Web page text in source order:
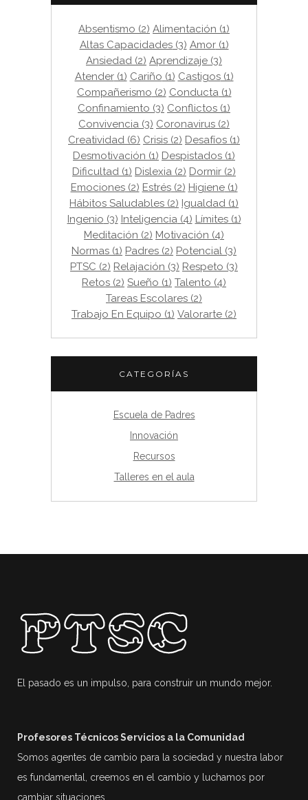
Absentismo (2) Alimentación (1)
Altas Capacidades(3) Amor(1)
Ansiedad (2) Aprendizaje (3)
Atender(1) Cariño (1) Castigos(1)
Compañerismo (2) Conducta(1)
Confinamiento (3) Conflictos (1)
Convivencia (3) Coronavirus (2)
Creatividad (6) Crisis (2) Desafíos (1)
Desmotivación (1) Despistados (1)
Dificultad (1) Dislexia (2) Dormir (2)
Emociones(2) Estrés(2) Higiene(1)
Hábitos Saludables (2) Igualdad (1)
Ingenio (3) Inteligencia(4) Límites(1)
Meditación (2) Motivación (4)
Normas (1) Padres (2) Potencial (3)
PTSC (2) Relajación (3) Respeto (3)
Retos (2) Sueño (1) Talento (4)
Tareas Escolares (2)
Trabajo En Equipo (1) Valorarte (2)
CATEGORÍAS
Escuela de Padres
Innovación
Recursos
Talleres en el aula
El pasado es un impulso, para construir un mundo mejor.
Profesores Técnicos Servicios a la Comunidad
Somos agentes de cambio para la sociedad y nuestra labor
es fundamental, creemos en el cambio y luchamos por
cambiar situaciones.